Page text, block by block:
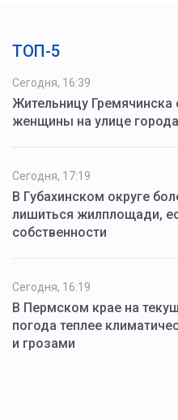
ТОП-5
Сегодня, 16:39
Жительницу Гремячинска
женщины на улице города
Сегодня, 17:19
В Губахинском округе
лишиться жилплощади,
собственности
Сегодня, 16:19
В Пермском крае на
погода теплее
и грозами